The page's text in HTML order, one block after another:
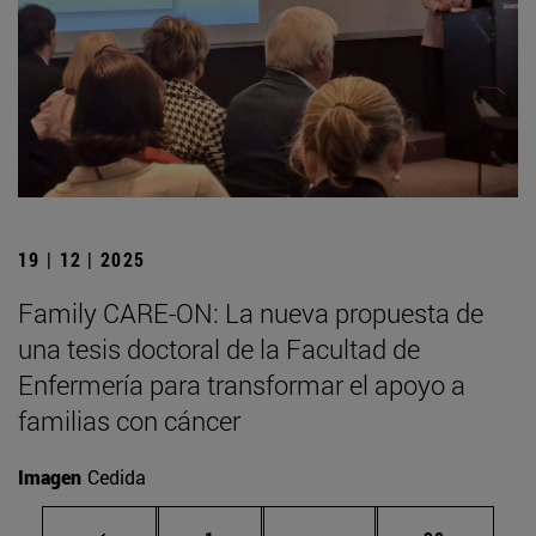
19 | 12 | 2025
Family CARE-ON: La nueva propuesta de
una tesis doctoral de la Facultad de
Enfermería para transformar el apoyo a
familias con cáncer
Imagen Cedida